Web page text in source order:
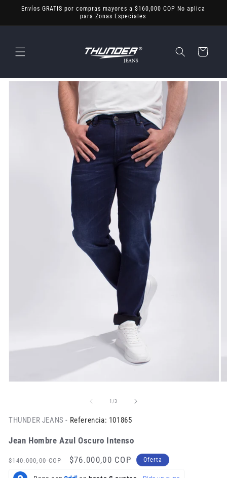
directamente
Envíos GRATIS por compras mayores a $160,000 COP No aplica
para Zonas Especiales
Carrito
directamente
1 /de3
THUNDER JEANS - Referencia: 101865
Jean Hombre Azul Oscuro Intenso
Precio
habitual
$140.000,00 COP
Precio
$76.000,00 COP Oferta